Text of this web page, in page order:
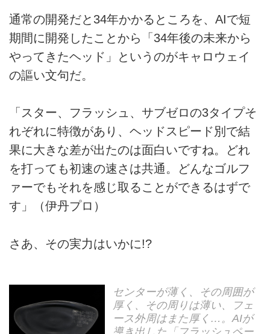
通常の開発だと34年かかるところを、AIで短
期間に開発したことから「34年後の未来から
やってきたヘッド」というのがキャロウェイ
の謳い文句だ。
「スター、フラッシュ、サブゼロの3タイプそ
れぞれに特徴があり、ヘッドスピード別で結
果に大きな差が出たのは面白いですね。どれ
を打っても初速の速さは共通。どんなゴルフ
ァーでもそれを感じ取ることができるはずで
す」（伊丹プロ）
さあ、その実力はいかに!?
センターが薄く、その周囲が
厚く、その周りは薄い、フェ
ース外周はまた厚く…。AIが
導き出した「フラッシュペー